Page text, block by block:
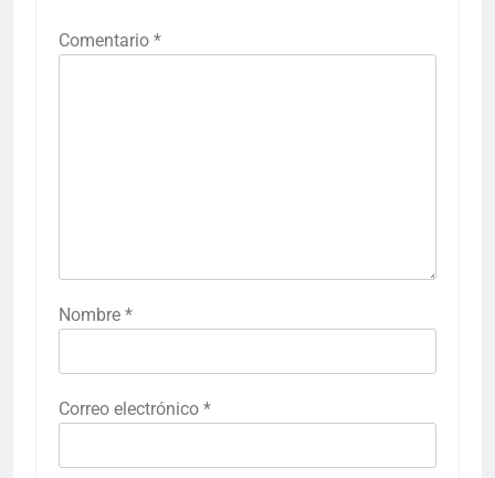
Comentario *
Nombre *
Correo electrónico *